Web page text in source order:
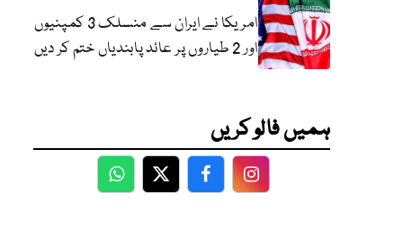
امریکا نے ایران سے منسلک 3 کمپنیوں
اور 2 طیاروں پر عائد پابندیاں ختم کر دیں
ہمیں فالو کریں
WhatsApp
TwitterFacebookFacebook